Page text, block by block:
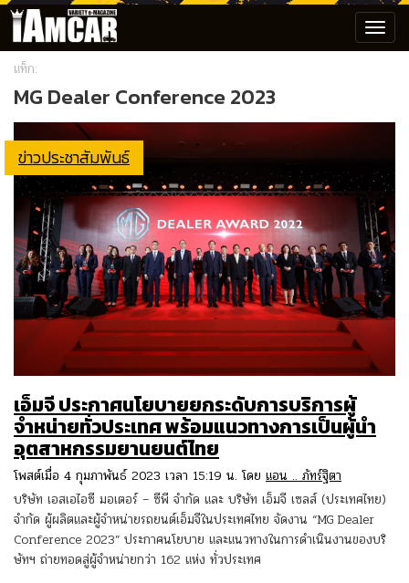
แท็ก:
MG Dealer Conference 2023
ข่าวประชาสัมพันธ์
เอ็มจี ประกาศนโยบายยกระดับการบริการผู้
จำหน่ายทั่วประเทศ พร้อมแนวทางการเป็นผู้นำ
อุตสาหกรรมยานยนต์ไทย
โพสต์เมื่อ 4 กุมภาพันธ์ 2023 เวลา 15:19 น. โดย แอน .. ภัทร์ฐิตา
บริษัท เอสเอไอซี มอเตอร์ – ซีพี จำกัด และ บริษัท เอ็มจี เซลส์ (ประเทศไทย)
จำกัด ผู้ผลิตและผู้จำหน่ายรถยนต์เอ็มจีในประเทศไทย จัดงาน “MG Dealer
Conference 2023” ประกาศนโยบาย และแนวทางในการดำเนินงานของบริ
ษัทฯ ถ่ายทอดสู่ผู้จำหน่ายกว่า 162 แห่ง ทั่วประเทศ